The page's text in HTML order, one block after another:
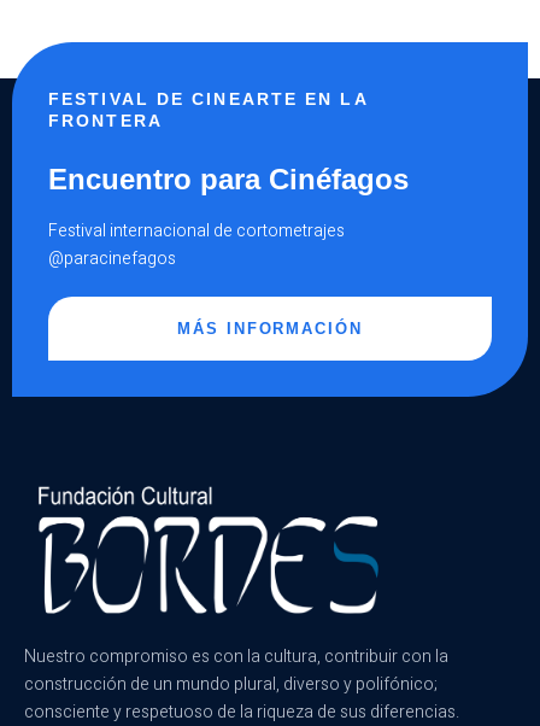
FESTIVAL DE CINEARTE EN LA
FRONTERA
Encuentro para Cinéfagos
Festival internacional de cortometrajes
@paracinefagos
MÁS INFORMACIÓN
Nuestro compromiso es con la cultura, contribuir con la
construcción de un mundo plural, diverso y polifónico;
consciente y respetuoso de la riqueza de sus diferencias.